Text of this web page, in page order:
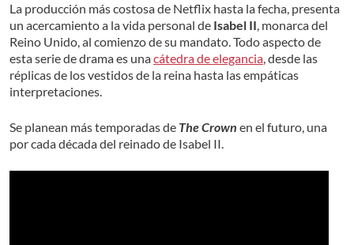
La producción más costosa de Netflix hasta la fecha, presenta
un acercamiento a la vida personal de Isabel II, monarca del
Reino Unido, al comienzo de su mandato. Todo aspecto de
esta serie de drama es unacátedra de elegancia, desde las
réplicas de los vestidos de la reina hasta las empáticas
interpretaciones.
Se planean más temporadas de The Crown en el futuro, una
por cada década del reinado de Isabel II.